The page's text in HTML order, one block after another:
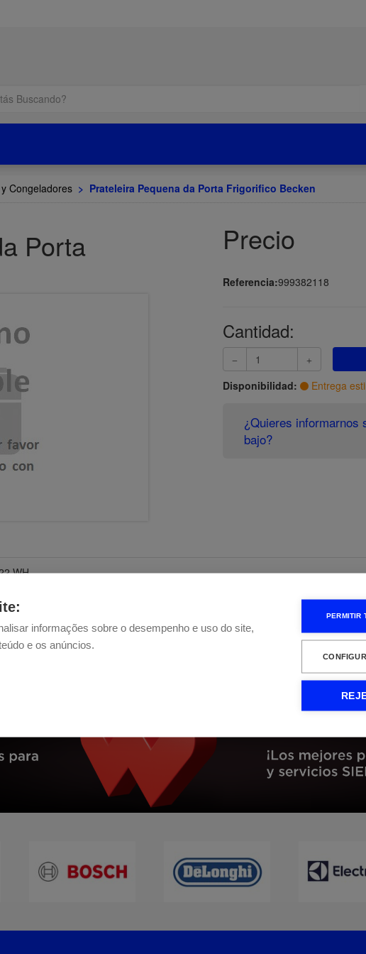
informações sobre o desempenho e uso do site,
e os anúncios.
PERMITIR
Congeladores > Prateleira Pequena da Porta Frigorifico Becken
Porta Precio
Referencia:999382118
Cantidad:
Disponibilidad:
Entrega
¿Quieres informarnos
bajo?
WH